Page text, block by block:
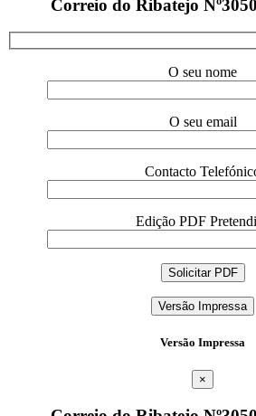
Correio do Ribatejo
O seu nome
O seu email
Contacto
Edição PDF
Versão Impressa
Versão Impressa
×